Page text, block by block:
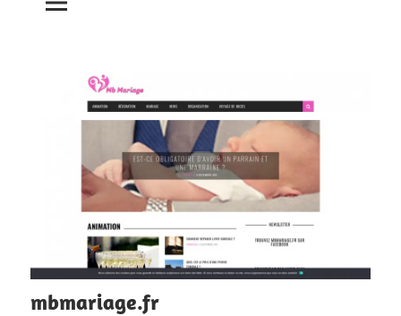
mbmariage.fr